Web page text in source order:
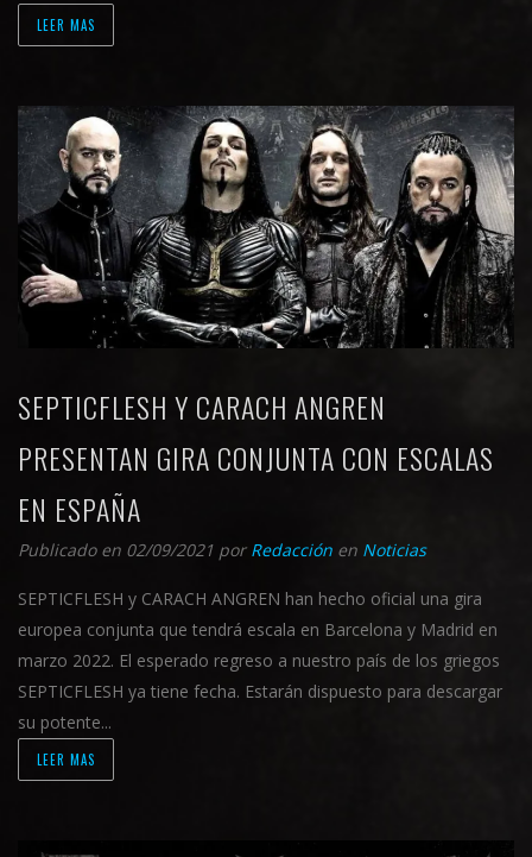
LEER MAS
SEPTICFLESH Y CARACH ANGREN
PRESENTAN GIRA CONJUNTA CON ESCALAS
EN ESPAÑA
Publicado en 02/09/2021 por Redacción en Noticias
SEPTICFLESH y CARACH ANGREN han hecho oficial una gira
europea conjunta que tendrá escala en Barcelona y Madrid en
marzo 2022. El esperado regreso a nuestro país de los griegos
SEPTICFLESH ya tiene fecha. Estarán dispuesto para descargar
su potente...
LEER MAS